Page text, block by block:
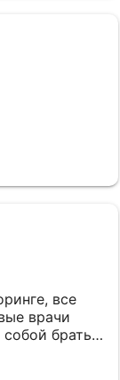
все
врачи
брать